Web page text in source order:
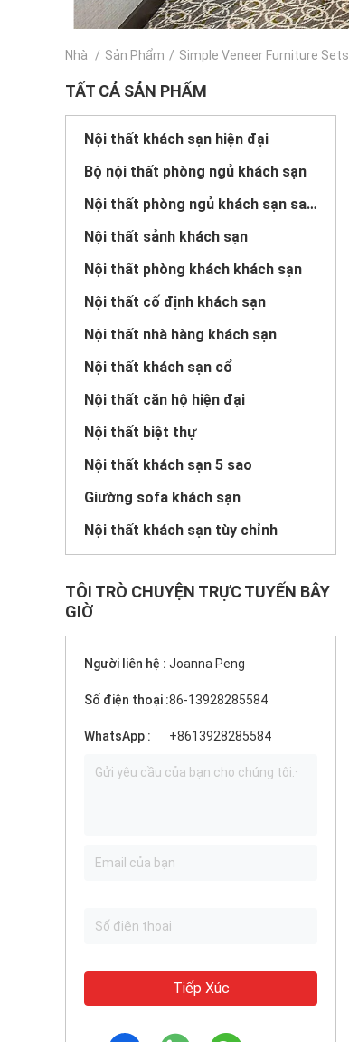
Nhà / Sản Phẩm / Simple Veneer Furniture Sets
TẤT CẢ SẢN PHẨM
Nội thất khách sạn hiện đại
Bộ nội thất phòng ngủ khách sạn
Nội thất phòng ngủ khách sạn sang trọng
Nội thất sảnh khách sạn
Nội thất phòng khách khách sạn
Nội thất cố định khách sạn
Nội thất nhà hàng khách sạn
Nội thất khách sạn cổ
Nội thất căn hộ hiện đại
Nội thất biệt thự
Nội thất khách sạn 5 sao
Giường sofa khách sạn
Nội thất khách sạn tùy chỉnh
TÔI TRÒ CHUYỆN TRỰC TUYẾN BÂY
GIỜ
Người liên hệ : Joanna Peng
Số điện thoại :86-13928285584
WhatsApp : +8613928285584
Tiếp Xúc